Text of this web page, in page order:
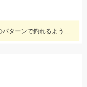
季節は初夏めいてきてバスもアフターのパターンで釣れるようになってきました！この時期の鉄板はエビパターン！ヤマセンコ―や沈み蟲、MPSのノーシンカーが効果バツグンですよ！